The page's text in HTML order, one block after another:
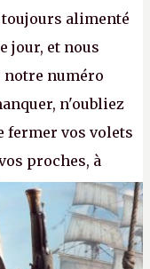
toujours alimenté
jour, et nous
numéro
n'oubliez
fermer vos volets
proches, à
vous croisez